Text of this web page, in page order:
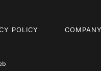
POLICY